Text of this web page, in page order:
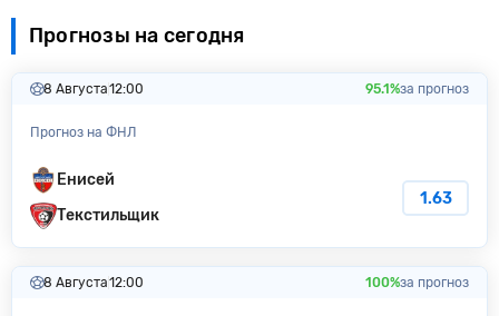
Прогнозы на сегодня
8 Августа12:00 95.1%за прогноз
Прогноз на ФНЛ
Енисей
Текстильщик
1.63
8 Августа12:00 100%за прогноз